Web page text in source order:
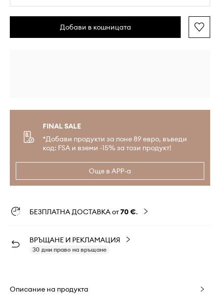
Добави в кошницата
FINAL SALE
*Добави продукти за поне 89 евро, въведи
код: FSA и вземи -15% за този продукт!
Още в APP-а
БЕЗПЛАТНА ДОСТАВКА от70 €.
ВРЪЩАНЕ И РЕКЛАМАЦИЯ
30 дни право на връщане
Описание на продукта